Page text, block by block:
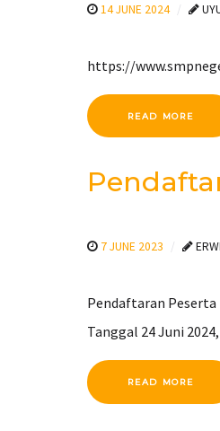
14 JUNE 2024
https://
READ MORE
7 JUNE 2023
Pendaftaran Peserta
Tanggal 24 Juni
READ MORE